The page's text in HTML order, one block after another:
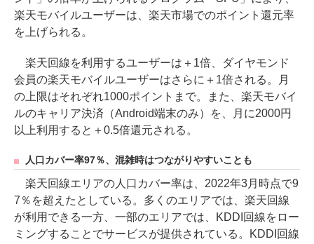
楽天モバイルユーザーは、楽天市場でのポイント還元率
を上げられる。
楽天回線を利用するユーザーは＋1倍、ダイヤモンド
会員の楽天モバイルユーザーはさらに＋1倍される。月
の上限はそれぞれ1000ポイントまで。また、楽天モバイ
ルのキャリア決済（Android端末のみ）を、月に2000円
以上利用すると＋0.5倍還元される。
人口カバー率97％、混雑時はつながりやすいことも
楽天回線エリアの人口カバー率は、2022年3月時点で9
7％を超えたとしている。多くのエリアでは、楽天回線
が利用できる一方、一部のエリアでは、KDDI回線をロー
ミングすることでサービスが提供されている。KDDI回線